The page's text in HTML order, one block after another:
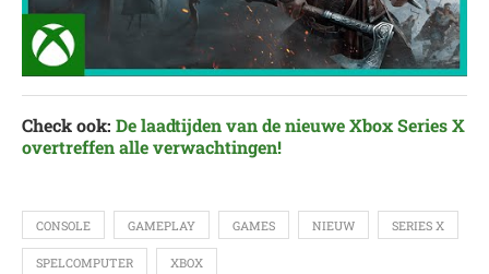
Check ook: De laadtijden van de nieuwe Xbox Series X
overtreffen alle verwachtingen!
CONSOLE GAMEPLAY GAMES NIEUW SERIES X
SPELCOMPUTER XBOX